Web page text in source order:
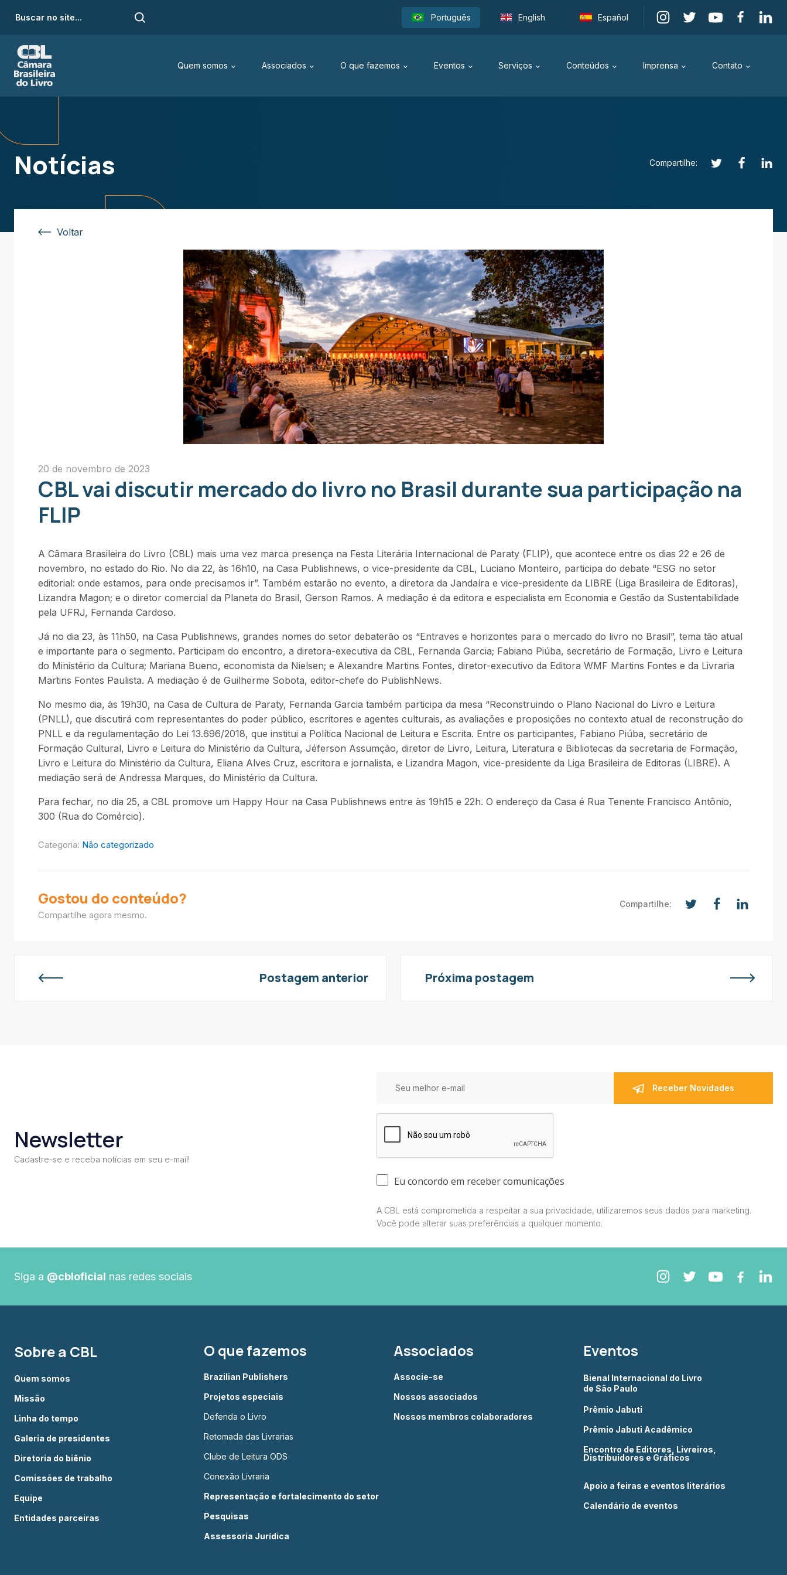
Português English Español
Quem somos Associados O que fazemos Eventos Serviços Conteúdos Imprensa Contato
Notícias Compartilhe:
Voltar
20 de novembro de 2023
CBL vai discutir mercado do livro no Brasil durante sua participação na
FLIP
A Câmara Brasileira do Livro (CBL) mais uma vez marca presença na Festa Literária Internacional de Paraty (FLIP), que acontece entre os dias 22 e 26 de
novembro, no estado do Rio. No dia 22, às 16h10, na Casa Publishnews, o vice-presidente da CBL, Luciano Monteiro, participa do debate “ESG no setor
editorial: onde estamos, para onde precisamos ir”. Também estarão no evento, a diretora da Jandaíra e vice-presidente da LIBRE (Liga Brasileira de Editoras),
Lizandra Magon; e o diretor comercial da Planeta do Brasil, Gerson Ramos. A mediação é da editora e especialista em Economia e Gestão da Sustentabilidade
pela UFRJ, Fernanda Cardoso.
Já no dia 23, às 11h50, na Casa Publishnews, grandes nomes do setor debaterão os “Entraves e horizontes para o mercado do livro no Brasil”, tema tão atual
e importante para o segmento. Participam do encontro, a diretora-executiva da CBL, Fernanda Garcia; Fabiano Piúba, secretário de Formação, Livro e Leitura
do Ministério da Cultura; Mariana Bueno, economista da Nielsen; e Alexandre Martins Fontes, diretor-executivo da Editora WMF Martins Fontes e da Livraria
Martins Fontes Paulista. A mediação é de Guilherme Sobota, editor-chefe do PublishNews.
No mesmo dia, às 19h30, na Casa de Cultura de Paraty, Fernanda Garcia também participa da mesa “Reconstruindo o Plano Nacional do Livro e Leitura
(PNLL), que discutirá com representantes do poder público, escritores e agentes culturais, as avaliações e proposições no contexto atual de reconstrução do
PNLL e da regulamentação do Lei 13.696/2018, que institui a Política Nacional de Leitura e Escrita. Entre os participantes, Fabiano Piúba, secretário de
Formação Cultural, Livro e Leitura do Ministério da Cultura, Jéferson Assumção, diretor de Livro, Leitura, Literatura e Bibliotecas da secretaria de Formação,
Livro e Leitura do Ministério da Cultura, Eliana Alves Cruz, escritora e jornalista, e Lizandra Magon, vice-presidente da Liga Brasileira de Editoras (LIBRE). A
mediação será de Andressa Marques, do Ministério da Cultura.
Para fechar, no dia 25, a CBL promove um Happy Hour na Casa Publishnews entre às 19h15 e 22h. O endereço da Casa é Rua Tenente Francisco Antônio,
300 (Rua do Comércio).
Categoria: Não categorizado
Gostou do conteúdo?
Compartilhe agora mesmo.
Compartilhe:
Postagem anterior Próxima postagem
Newsletter
Cadastre-se e receba notícias em seu e-mail!
Eu concordo em receber comunicações
A CBL está comprometida a respeitar a sua privacidade, utilizaremos seus dados para marketing.
Você pode alterar suas preferências a qualquer momento.
Siga a @cbloficial nas redes sociais
Sobre a CBL
Quem somos
Missão
Linha do tempo
Galeria de presidentes
Diretoria do biênio
Comissões de trabalho
Equipe
Entidades parceiras
O que fazemos
Brazilian Publishers
Projetos especiais
Defenda o Livro
Retomada das Livrarias
Clube de Leitura ODS
Conexão Livraria
Representação e fortalecimento do setor
Pesquisas
Assessoria Jurídica
Associados
Associe-se
Nossos associados
Nossos membros colaboradores
Eventos
Bienal Internacional do Livro
de São Paulo
Prêmio Jabuti
Prêmio Jabuti Acadêmico
Encontro de Editores, Livreiros,
Distribuidores e Gráficos
Apoio a feiras e eventos literários
Calendário de eventos